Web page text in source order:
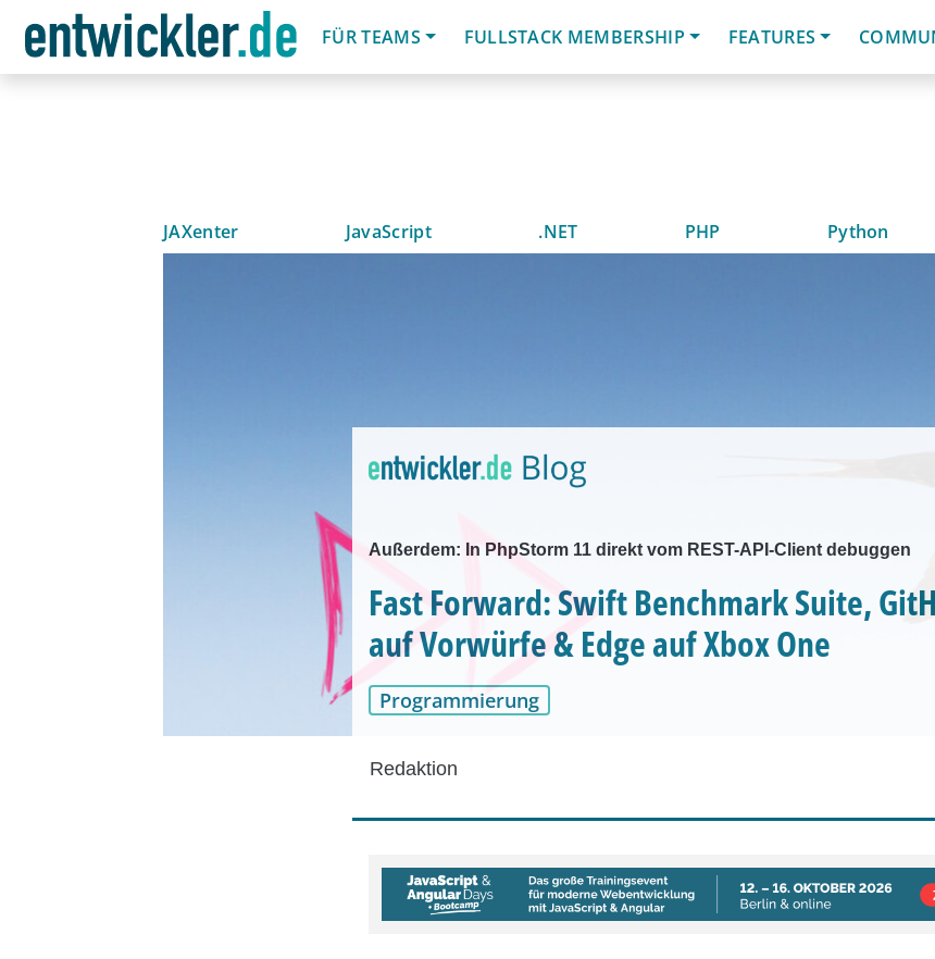
FÜR TEAMS
FULLSTACK MEMBERSHIP FEATURES
JAXenter JavaScript .NET PHP Python
Außerdem: In PhpStorm 11 direkt vom REST-API-Client debuggen
Fast Forward: Swift Benchmark Suite,
auf Vorwürfe & Edge auf Xbox One
Programmierung
Redaktion